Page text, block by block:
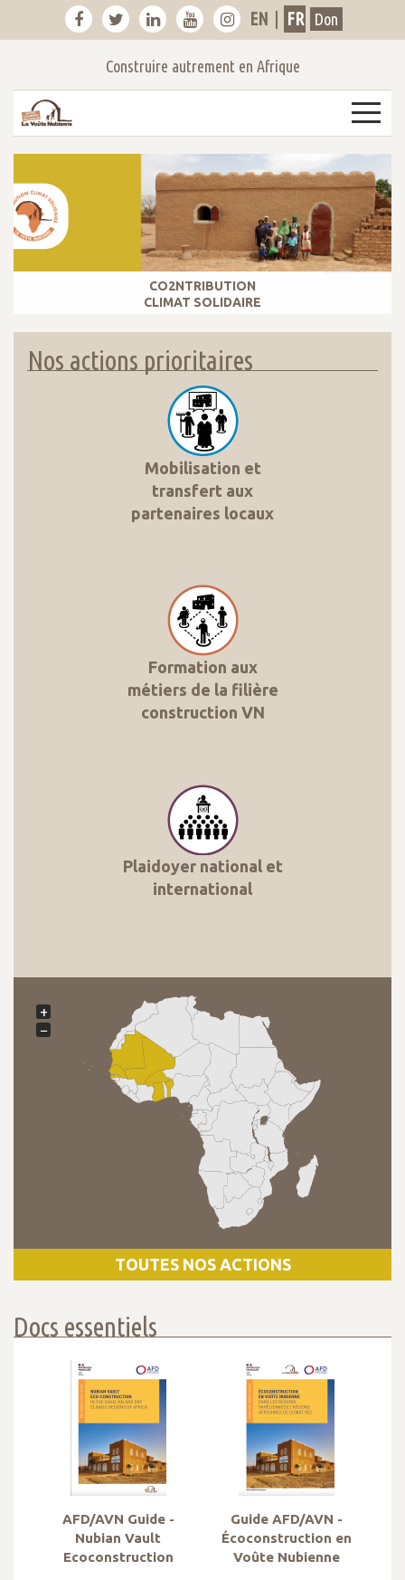
EN FR Don
Construire autrement en Afrique
CONTRIBUEZ AU CHANGEMENT !
Nos actions prioritaires
Mobilisation et
transfert aux
partenaires locaux
Formation aux
métiers de la filière
construction VN
Plaidoyer national et
international
+
−
TOUTES NOS ACTIONS
Docs essentiels
AFD/AVN Guide -
Nubian Vault
Ecoconstruction
Guide AFD/AVN -
Écoconstruction en
Voûte Nubienne